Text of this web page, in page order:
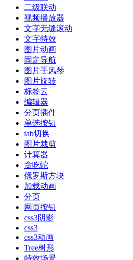
二级联动
视频播放器
文字无缝滚动
文字特效
图片动画
固定导航
图片手风琴
图片旋转
标签云
编辑器
分页插件
单选按钮
tab切换
图片裁剪
计算器
贪吃蛇
俄罗斯方块
加载动画
分页
网页按钮
css3阴影
css3
css3动画
Tree树形